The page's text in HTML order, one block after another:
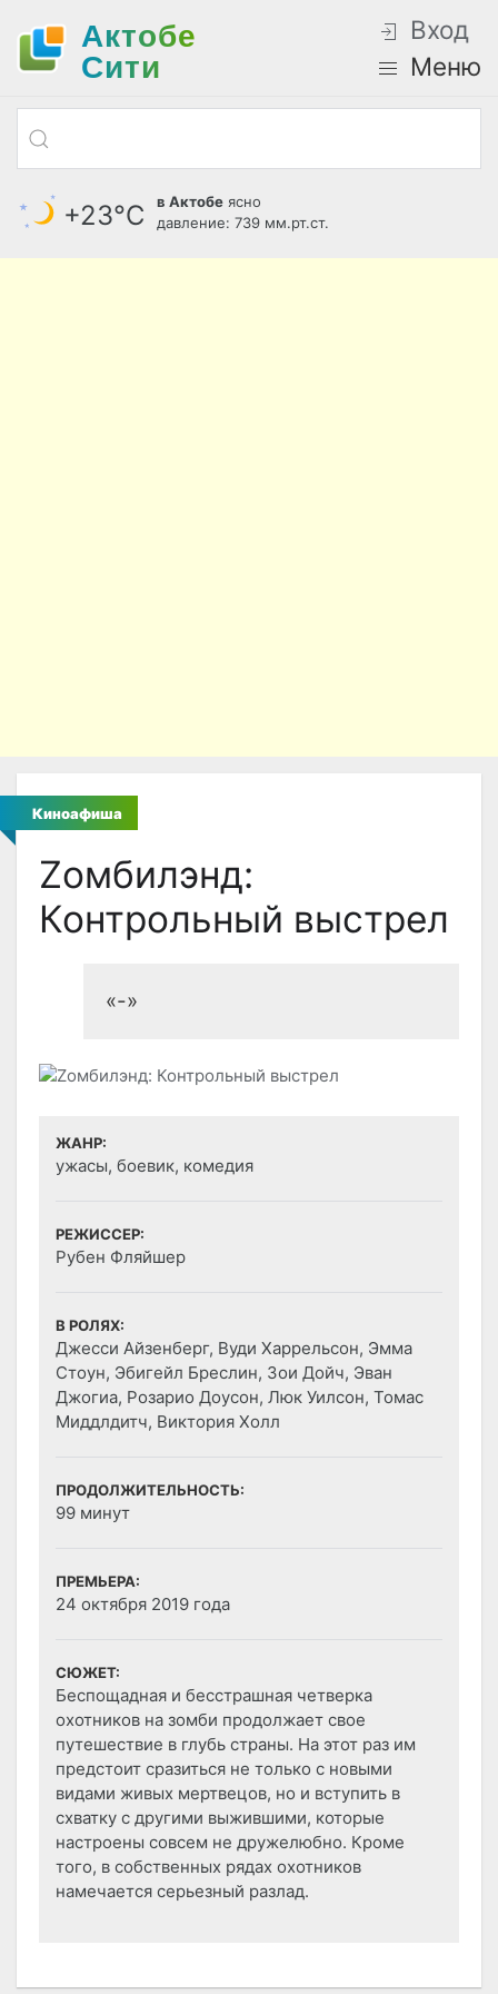
Актобе
Cити
Вход
Меню
+23°С в Актобе ясно
давление: 739 мм.рт.ст.
Киноафиша
Zомбилэнд:
Контрольный выстрел
«-»
ЖАНР:
ужасы, боевик, комедия
РЕЖИССЕР:
Рубен Фляйшер
В РОЛЯХ:
Джесси Айзенберг, Вуди Харрельсон, Эмма
Стоун, Эбигейл Бреслин, Зои Дойч, Эван
Джогиа, Розарио Доусон, Люк Уилсон, Томас
Миддлдитч, Виктория Холл
ПРОДОЛЖИТЕЛЬНОСТЬ:
99 минут
ПРЕМЬЕРА:
24 октября 2019 года
СЮЖЕТ:
Беспощадная и бесстрашная четверка
охотников на зомби продолжает свое
путешествие в глубь страны. На этот раз им
предстоит сразиться не только с новыми
видами живых мертвецов, но и вступить в
схватку с другими выжившими, которые
настроены совсем не дружелюбно. Кроме
того, в собственных рядах охотников
намечается серьезный разлад.